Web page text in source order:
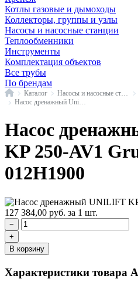
Котлы газовые и дымоходы
Коллекторы, группы и узлы
Насосы и насосные станции
Теплообменники
Инструменты
Комплектация объектов
Все трубы
По брендам
ГлавнаяКаталог
Насос дренажный Unilift KP Grundfos
Насос
KP 250-AV1
012H1900
127 384,00 руб. за 1 шт.
−
+
В корзину
Характеристики товара